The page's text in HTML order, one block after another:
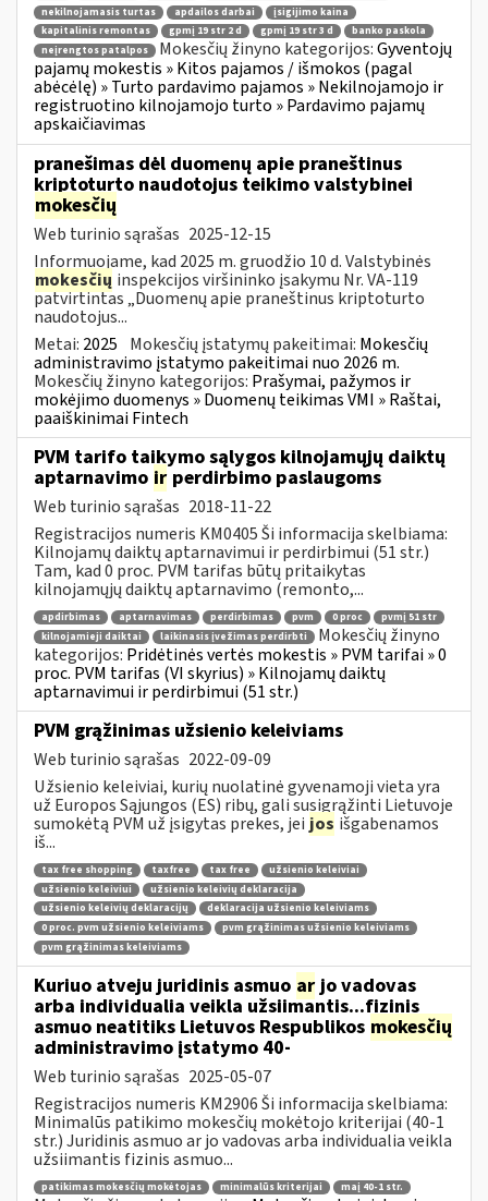
nekilnojamasis turtas
apdailos darbai
įsigijimo kaina
kapitalinis remontas
gpmį 19 str 2 d gpmį 19 str 3 d
banko paskola
neįrengtos patalpos
Mokesčių žinyno kategorijos:Gyventojų
pajamų mokestis » Kitos pajamos / išmokos (pagal
abėcėlę) » Turto pardavimo pajamos » Nekilnojamojo ir
registruotino kilnojamojo turto » Pardavimo pajamų
apskaičiavimas
pranešimas dėl duomenų apie praneštinus
kriptoturto naudotojus teikimo valstybinei
mokesčių
Web turinio sąrašas 2025-12-15
Informuojame, kad 2025 m. gruodžio 10 d. Valstybinės
mokesčių inspekcijos viršininko įsakymu Nr. VA-119
patvirtintas „Duomenų apie praneštinus kriptoturto
naudotojus...
Metai: 2025 Mokesčių įstatymų pakeitimai: Mokesčių
administravimo įstatymo pakeitimai nuo 2026 m.
Mokesčių žinyno kategorijos: Prašymai, pažymos ir
mokėjimo duomenys » Duomenų teikimas VMI » Raštai,
paaiškinimai Fintech
PVM tarifo taikymo sąlygos kilnojamųjų daiktų
aptarnavimo ir perdirbimo paslaugoms
Web turinio sąrašas 2018-11-22
Registracijos numeris KM0405 Ši informacija skelbiama:
Kilnojamų daiktų aptarnavimui ir perdirbimui (51 str.)
Tam, kad 0 proc. PVM tarifas būtų pritaikytas
kilnojamųjų daiktų aptarnavimo (remonto,...
apdirbimas aptarnavimas perdirbimas pvm 0 proc
pvmį 51 str
kilnojamieji daiktai
laikinasis įvežimas perdirbti
Mokesčių žinyno
kategorijos: Pridėtinės vertės mokestis » PVM tarifai » 0
proc. PVM tarifas (VI skyrius) » Kilnojamų daiktų
aptarnavimui ir perdirbimui (51 str.)
PVM grąžinimas užsienio keleiviams
Web turinio sąrašas 2022-09-09
Užsienio keleiviai, kurių nuolatinė gyvenamoji vieta yra
už Europos Sąjungos (ES) ribų, gali susigrąžinti Lietuvoje
sumokėtą PVM už įsigytas prekes, jei jos išgabenamos
iš...
tax free shopping taxfree tax free
užsienio keleiviai
užsienio keleiviui
užsienio keleivių deklaracija
užsienio keleivių deklaracijų
deklaracija užsienio keleiviams
0 proc. pvm užsienio keleiviams
pvm grąžinimas užsienio keleiviams
pvm grąžinimas keleiviams
Kuriuo atveju juridinis asmuo arjo vadovas
arba individualia veikla užsiimantis...fizinis
asmuo neatitiks Lietuvos Respublikos mokesčių
administravimo įstatymo 40-
Web turinio sąrašas 2025-05-07
Registracijos numeris KM2906 Ši informacija skelbiama:
Minimalūs patikimo mokesčių mokėtojo kriterijai (40-1
str.) Juridinis asmuo ar jo vadovas arba individualia veikla
užsiimantis fizinis asmuo...
patikimas mokesčių mokėtojas minimalūs kriterijai maį 40-1 str.